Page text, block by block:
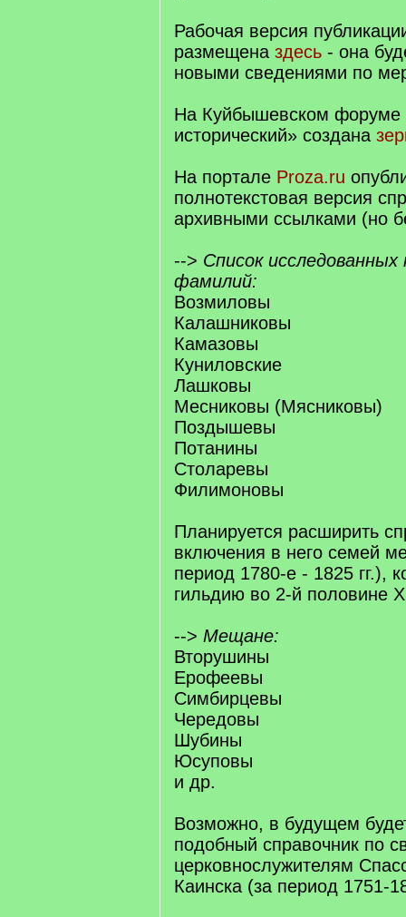
Рабочая версия
размещена здесь - она
новыми сведениями по
На Куйбышевском форуме
исторический» создана
На портале Proza.ru
полнотекстовая версия
архивными ссылками (но
--> Список исследованных
фамилий:
Возмиловы
Калашниковы
Камазовы
Куниловские
Лашковы
Месниковы (Мясниковы)
Поздышевы
Потанины
Столаревы
Филимоновы
Планируется расширить
включения в него семей
период 1780-е - 1825 гг.),
гильдию во 2-й половине
--> Мещане:
Вторушины
Ерофеевы
Симбирцевы
Чередовы
Шубины
Юсуповы
и др.
Возможно, в будущем
подобный справочник по
церковнослужителям
Каинска (за период 1751-